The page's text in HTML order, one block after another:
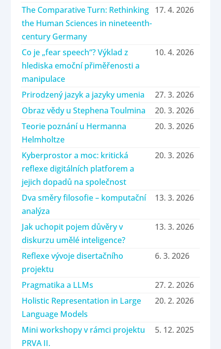
The Comparative Turn: Rethinking
the Human Sciences in nineteenth-
century Germany
17. 4. 2026
Co je „fear speech“? Výklad z
hlediska emoční přiměřenosti a
manipulace
10. 4. 2026
Prirodzený jazyk a jazyky umenia
27. 3. 2026
Obraz vědy u Stephena Toulmina
20. 3. 2026
Teorie poznání u Hermanna
Helmholtze
20. 3. 2026
Kyberprostor a moc: kritická
reflexe digitálních platforem a
jejich dopadů na společnost
20. 3. 2026
Dva směry filosofie – komputační
analýza
13. 3. 2026
Jak uchopit pojem důvěry v
diskurzu umělé inteligence?
13. 3. 2026
Reflexe vývoje disertačního
projektu
6. 3. 2026
Pragmatika a LLMs
27. 2. 2026
Holistic Representation in Large
Language Models
20. 2. 2026
Mini workshopy v rámci projektu
PRVA II.
5. 12. 2025